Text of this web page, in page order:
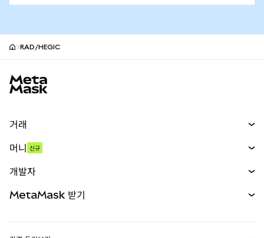
RAD/HEGIC
거래
무기한 선물
실물자산
머니 신규
개발자
MetaMask 받기